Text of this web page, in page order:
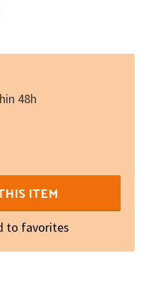
48h
ITEM
to favorites